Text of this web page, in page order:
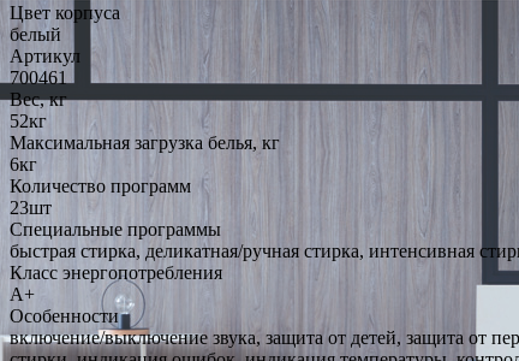
Цвет корпуса
белый
Артикул
700461
Вес, кг
52кг
Максимальная загрузка белья, кг
6кг
Количество программ
23шт
Специальные программы
быстрая стирка, деликатная/ручная стирка, интенсивная
Класс энергопотребления
A+
Особенности
включение/выключение звука, защита от детей, защита от